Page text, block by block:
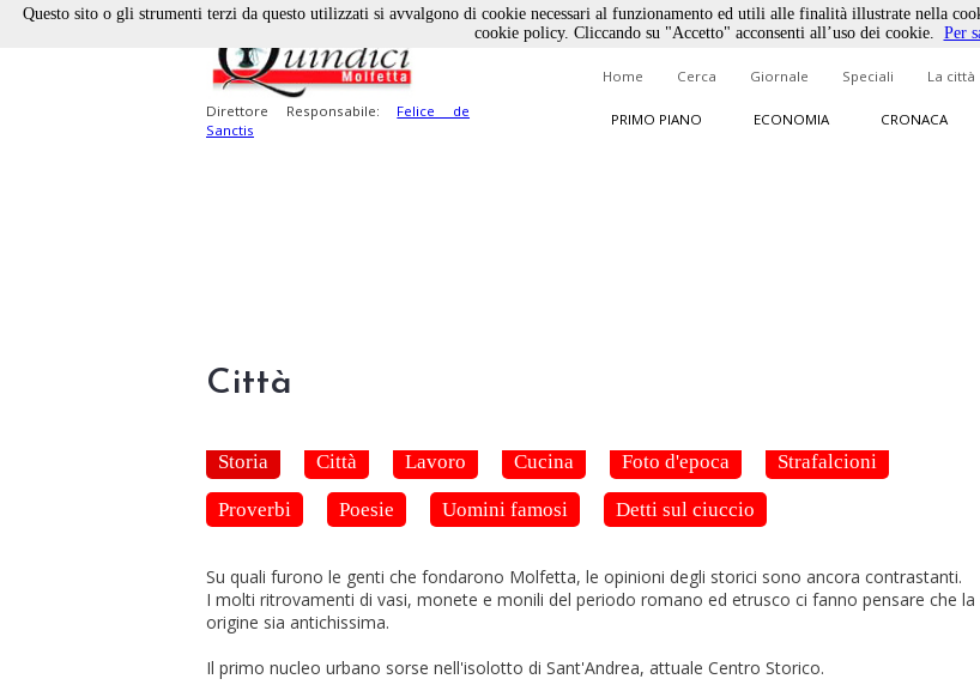
Direttore Responsabile: Felice de
Sanctis
Home Cerca Giornale Speciali La città
PRIMO PIANO ECONOMIA CRONACA
Città
Storia Città Lavoro Cucina Foto d'epoca Strafalcioni
Proverbi Poesie Uomini famosi Detti sul ciuccio
Su quali furono le genti che fondarono Molfetta, le opinioni degli storici sono ancora contrastanti.
I molti ritrovamenti di vasi, monete e monili del periodo romano ed etrusco ci fanno pensare che la
origine sia antichissima.
Il primo nucleo urbano sorse nell'isolotto di Sant'Andrea, attuale Centro Storico.
Questo sito o gli strumenti terzi da questo utilizzati si avvalgono di cookie necessari al funzionamento ed utili alle finalità illustrate nella
cookie policy. Cliccando su "Accetto" acconsenti all’uso dei cookie. Per